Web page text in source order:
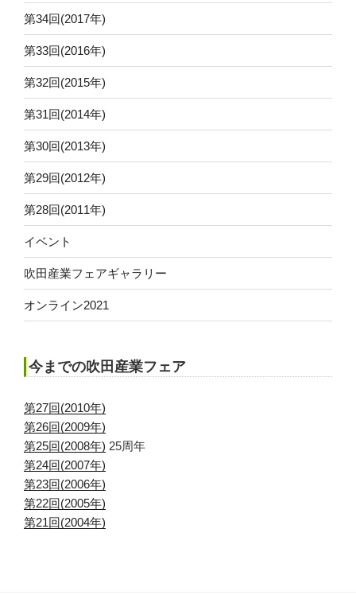
第34回(2017年)
第33回(2016年)
第32回(2015年)
第31回(2014年)
第30回(2013年)
第29回(2012年)
第28回(2011年)
イベント
吹田産業フェアギャラリー
オンライン2021
今までの吹田産業フェア
第27回(2010年)
第26回(2009年)
第25回(2008年) 25周年
第24回(2007年)
第23回(2006年)
第22回(2005年)
第21回(2004年)